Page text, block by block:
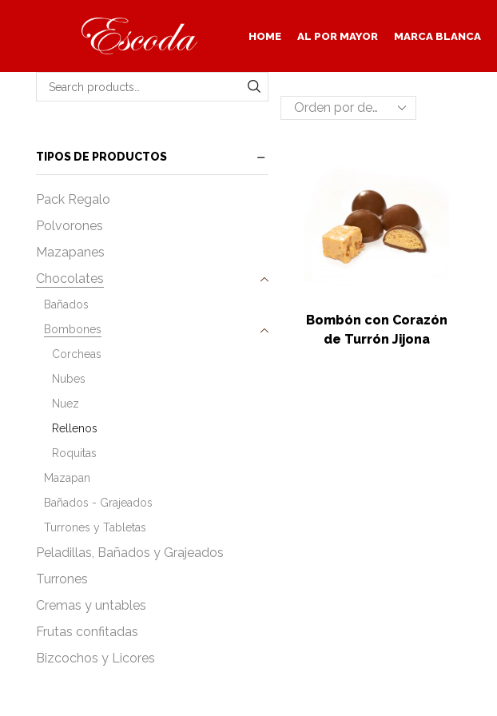
HOME AL POR MAYOR MARCA BLANCA
Bombón con Corazón
de Turrón Jijona
Search for: SEARCH
TIPOS DE PRODUCTOS
Pack Regalo
Polvorones
Mazapanes
Chocolates
Bañados
Bombones
Corcheas
Nubes
Nuez
Rellenos
Roquitas
Mazapan
Bañados - Grajeados
Turrones y Tabletas
Peladillas, Bañados y Grajeados
Turrones
Cremas y untables
Frutas confitadas
Bizcochos y Licores